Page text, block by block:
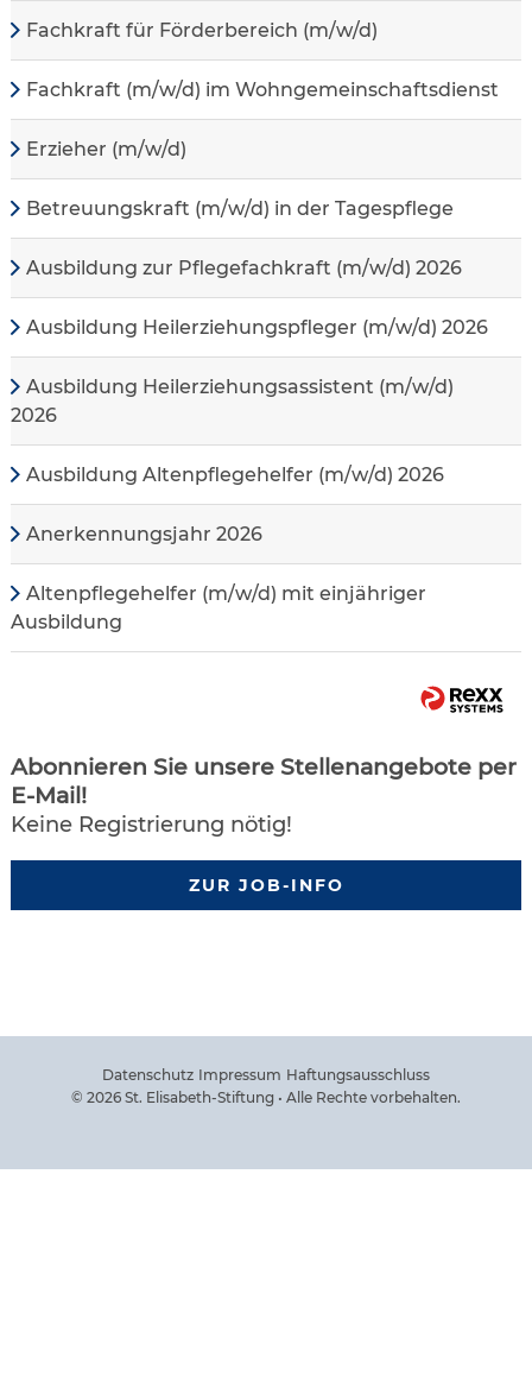
Fachkraft für Förderbereich (m/w/d)
Fachkraft (m/w/d) im Wohngemeinschaftsdienst
Erzieher (m/w/d)
Betreuungskraft (m/w/d) in der Tagespflege
Ausbildung zur Pflegefachkraft (m/w/d) 2026
Ausbildung Heilerziehungspfleger (m/w/d) 2026
Ausbildung Heilerziehungsassistent (m/w/d)
2026
Ausbildung Altenpflegehelfer (m/w/d) 2026
Anerkennungsjahr 2026
Altenpflegehelfer (m/w/d) mit einjähriger
Ausbildung
Abonnieren Sie unsere Stellenangebote per
E-Mail!
Keine Registrierung nötig!
ZUR JOB-INFO
Datenschutz Impressum Haftungsausschluss
© 2026 St. Elisabeth-Stiftung • Alle Rechte vorbehalten.